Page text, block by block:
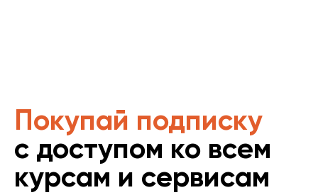
Покупай подписку
с доступом ко всем
курсам и сервисам